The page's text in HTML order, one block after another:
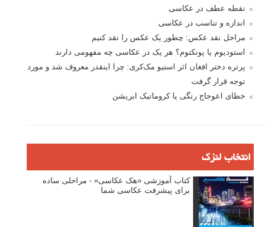
نقطه عطف در عکاسی
اندازه و تناسب در عکاسی
مراحل نقد عکس: چطور یک عکس را نقد کنیم
استودیوم یا پونکتوم؟ هر یک در عکاسی چه مفهومی دارند
پرتره دختر افغان اثر استیو مک‌کری: چرا اینقدر معروف شد و مورد
توجه قرار گرفت
خطای اعوجاج رنگی یا کروماتیک ابریشن
انتخاب لنزک
کتاب آموزشی «هک عکاسی» - مراحلی ساده
برای پیشرفت عکاسی شما